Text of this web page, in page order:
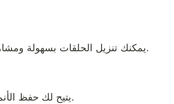
يمكنك تنزيل الحلقات بسهولة ومشاهدتها بدون اتصال بالإنترنت في أي وقت.
يتيح لك حفظ الأنميات المفضلة للوصول إليها بسرعة لاحقًا.